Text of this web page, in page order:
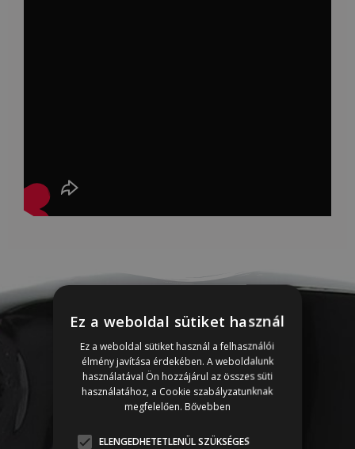
Ez a weboldal sütiket használ
Ez a weboldal sütiket használ a felhasználói
élmény javítása érdekében. A weboldalunk
használatával Ön hozzájárul az összes süti
használatához, a Cookie szabályzatunknak
megfelelően. Bővebben
ELENGEDHETETLENÜL SZÜKSÉGES